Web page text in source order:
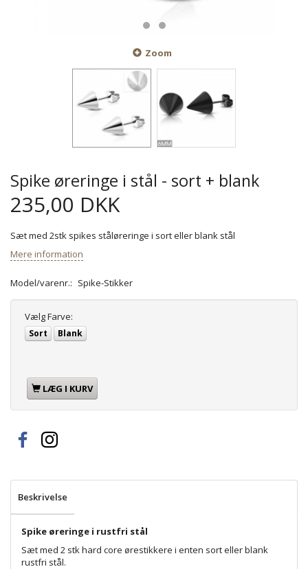
Zoom
Spike øreringe i stål - sort + blank
235,00 DKK
Sæt med 2stk spikes ståløreringe i sort eller blank stål
Mere information
Model/varenr.: Spike-Stikker
VælgFarve:
Sort Blank
LÆG I KURV
Beskrivelse
Spike øreringe i rustfri stål
Sæt med 2 stk hard core ørestikkere i enten sort eller blank
rustfri stål.